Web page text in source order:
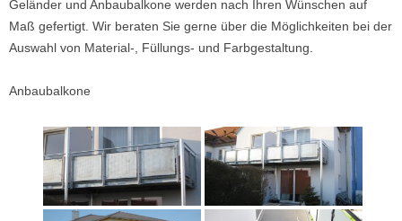
Geländer und Anbaubalkone werden nach Ihren Wünschen auf
Maß gefertigt. Wir beraten Sie gerne über die Möglichkeiten bei der
Auswahl von Material-, Füllungs- und Farbgestaltung.
Anbaubalkone